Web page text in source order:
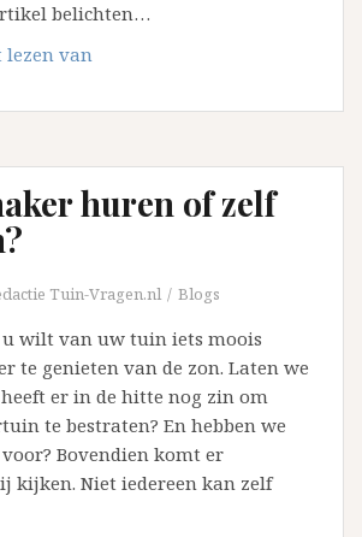
belichten…
lezen van
in
tuin?
huren of zelf
Tuin-Vragen.nl Blogs
u wilt van uw tuin iets moois
te genieten van de zon. Laten we
er in de hitte nog zin om
te bestraten? En hebben we
Bovendien komt er
kijken. Niet iedereen kan zelf